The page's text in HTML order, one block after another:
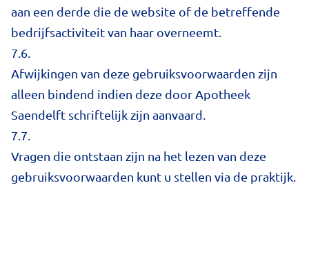
aan een derde die de website of de betreffende
bedrijfsactiviteit van haar overneemt.
7.6.
Afwijkingen van deze gebruiksvoorwaarden zijn
alleen bindend indien deze door Apotheek
Saendelft schriftelijk zijn aanvaard.
7.7.
Vragen die ontstaan zijn na het lezen van deze
gebruiksvoorwaarden kunt u stellen via de praktijk.